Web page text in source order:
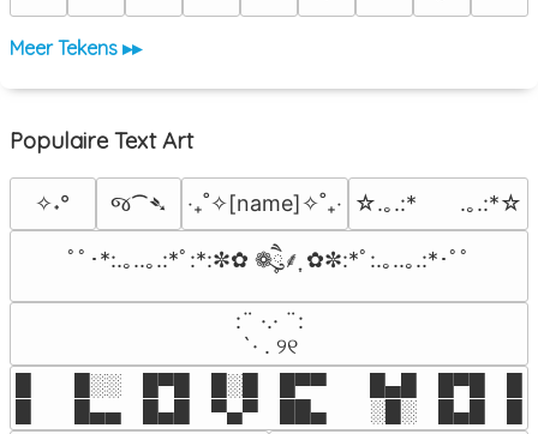
Meer Tekens ▸▸
Populaire Text Art
✧˖° જ⁀➴ ‎‧₊˚✧[name]✧˚₊‧ ☆.｡.:*　　.｡.:*☆
ﾟﾟ･*:.｡..｡.:*ﾟ:*:✼✿ ❁ཻུ۪۪⸙͎ ✿✼:*ﾟ:.｡..｡.:*･ﾟﾟ
⠀:¨ ·.· ¨:⠀
⠀ `· . ୨୧⠀
█  █░░ █▀█ █░█ █▀▀  █▄█ █▀█
█  █▄▄ █▄█ ▀▄▀ ██▄  ░█░ █▄█